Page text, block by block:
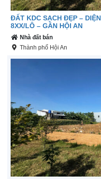
ĐẤT KDC SẠCH ĐẸP –
8XX/LÔ – GẦN HỘI AN
Nhà đất bán
Thành phố Hội An